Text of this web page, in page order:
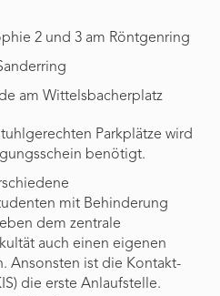
2 und 3 am Röntgenring
am Wittelsbacherplatz
Parkplätze wird
benötigt.
mit Behinderung
dem zentrale
auch einen eigenen
Ansonsten ist die Kontakt-
die erste Anlaufstelle.